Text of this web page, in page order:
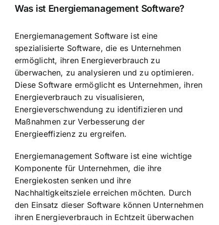
Was ist Energiemanagement Software?
Energiemanagement Software ist eine
spezialisierte Software, die es Unternehmen
ermöglicht, ihren Energieverbrauch zu
überwachen, zu analysieren und zu optimieren.
Diese Software ermöglicht es Unternehmen, ihren
Energieverbrauch zu visualisieren,
Energieverschwendung zu identifizieren und
Maßnahmen zur Verbesserung der
Energieeffizienz zu ergreifen.
Energiemanagement Software ist eine wichtige
Komponente für Unternehmen, die ihre
Energiekosten senken und ihre
Nachhaltigkeitsziele erreichen möchten. Durch
den Einsatz dieser Software können Unternehmen
ihren Energieverbrauch in Echtzeit überwachen